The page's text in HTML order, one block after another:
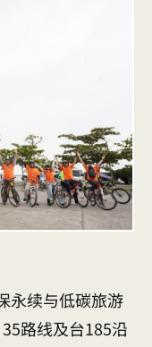
永续与低碳旅游
路线及台185沿